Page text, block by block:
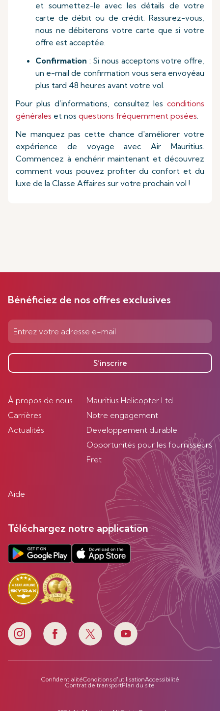
et soumettez-le avec les détails de votre
carte de débit ou de crédit. Rassurez-vous,
nous ne débiterons votre carte que si votre
offre est acceptée.
Confirmation : Si nous acceptons votre offre,
un e-mail de confirmation vous sera envoyéau
plus tard 48 heures avant votre vol.
Pour plus d’informations, consultez les conditions
générales et nos questions fréquemment posées.
Ne manquez pas cette chance d'améliorer votre
expérience de voyage avec Air Mauritius.
Commencez à enchérir maintenant et découvrez
comment vous pouvez profiter du confort et du
luxe de la Classe Affaires sur votre prochain vol !
Bénéficiez de nos offres exclusives
S’inscrire
À propos de nous
Carrières
Actualités
Mauritius Helicopter Ltd
Notre engagement
Developpement durable
Opportunités pour les fournisseurs
Fret
Aide
Téléchargez notre application
ConfidentialitéConditions d'utilisationAccessibilité
Contrat de transportPlan du site